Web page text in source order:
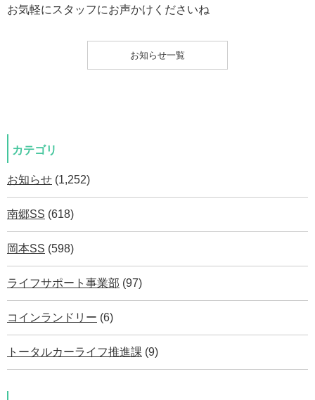
お気軽にスタッフにお声かけくださいね
お知らせ一覧
カテゴリ
お知らせ (1,252)
南郷SS (618)
岡本SS (598)
ライフサポート事業部 (97)
コインランドリー (6)
トータルカーライフ推進課 (9)